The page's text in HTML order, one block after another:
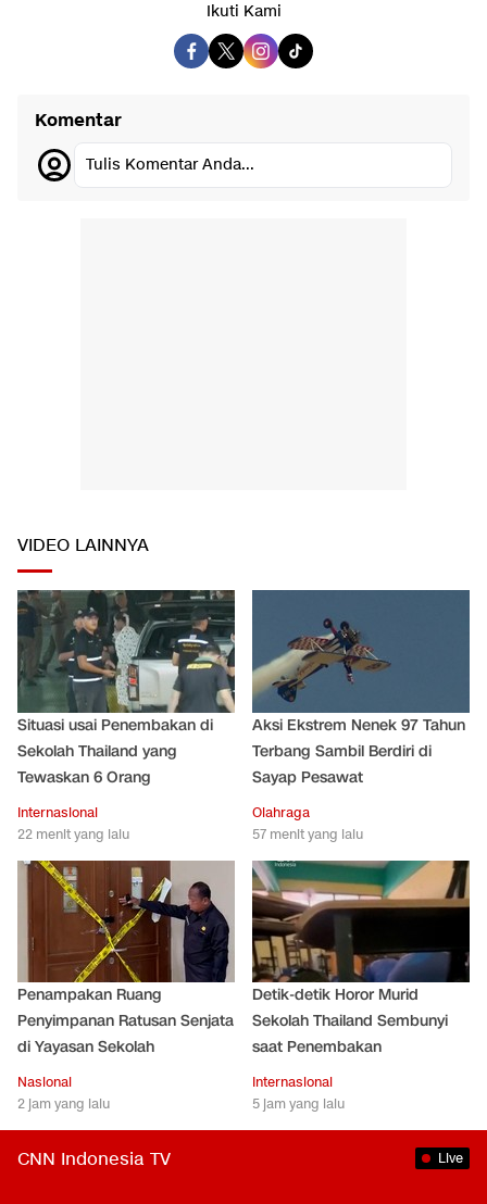
Ikuti Kami
Komentar
Tulis Komentar Anda...
VIDEO LAINNYA
Situasi usai Penembakan di
Sekolah Thailand yang
Tewaskan 6 Orang
Internasional
22 menit yang lalu
Aksi Ekstrem Nenek 97 Tahun
Terbang Sambil Berdiri di
Sayap Pesawat
Olahraga
57 menit yang lalu
Penampakan Ruang
Penyimpanan Ratusan Senjata
di Yayasan Sekolah
Nasional
2 jam yang lalu
Detik-detik Horor Murid
Sekolah Thailand Sembunyi
saat Penembakan
Internasional
5 jam yang lalu
CNN Indonesia TV Live